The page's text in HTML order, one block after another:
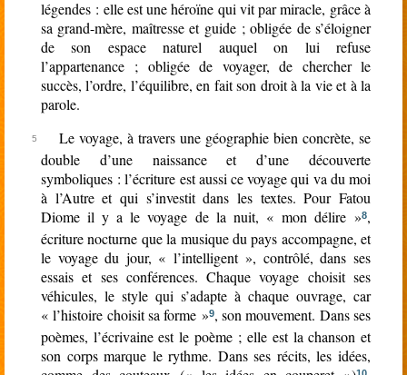
légendes : elle est une héroïne qui vit par miracle, grâce à
sa grand-mère, maîtresse et guide ; obligée de s’éloigner
de son espace naturel auquel on lui refuse
l’appartenance ; obligée de voyager, de chercher le
succès, l’ordre, l’équilibre, en fait son droit à la vie et à la
parole.
Le voyage, à travers une géographie bien concrète, se
double d’une naissance et d’une découverte
symboliques : l’écriture est aussi ce voyage qui va du moi
à l’Autre et qui s’investit dans les textes. Pour Fatou
Diome il y a le voyage de la nuit, « mon délire »8,
écriture nocturne que la musique du pays accompagne, et
le voyage du jour, « l’intelligent », contrôlé, dans ses
essais et ses conférences. Chaque voyage choisit ses
véhicules, le style qui s’adapte à chaque ouvrage, car
« l’histoire choisit sa forme »9, son mouvement. Dans ses
poèmes, l’écrivaine est le poème ; elle est la chanson et
son corps marque le rythme. Dans ses récits, les idées,